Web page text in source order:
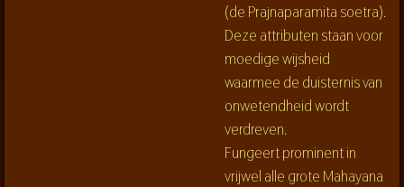
(de Prajnaparamita soetra).
Deze attributen staan voor
moedige wijsheid
waarmee de duisternis van
onwetendheid wordt
verdreven.
Fungeert prominent in
vrijwel alle grote Mahayana